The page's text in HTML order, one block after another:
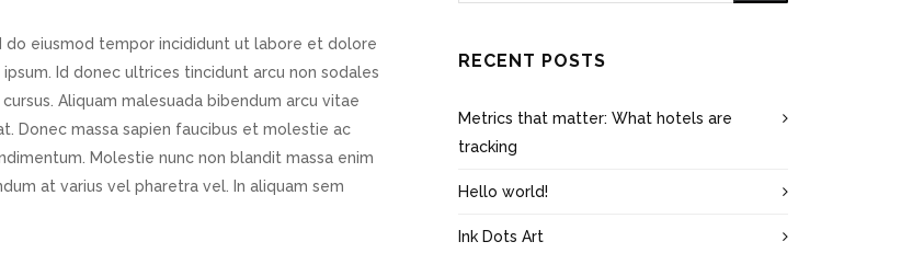
eiusmod tempor incididunt ut labore et dolore
Id donec ultrices tincidunt arcu non sodales
Aliquam malesuada bibendum arcu vitae
Donec massa sapien faucibus et molestie ac
Molestie nunc non blandit massa enim
at varius vel pharetra vel. In aliquam sem
RECENT POSTS
Metrics that matter: What hotels are
tracking
Hello world!
Ink Dots Art